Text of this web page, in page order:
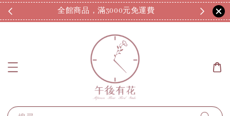
全館商品，滿3000元免運費 7/